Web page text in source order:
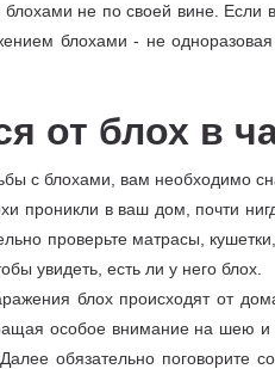
блохами не по своей вине.
блохами - не
от блох в
с блохами, вам необходимо
проникли в ваш дом, почти
проверьте матрасы,
увидеть, есть ли у него блох.
блох происходят от
особое внимание на шею
обязательно поговорите